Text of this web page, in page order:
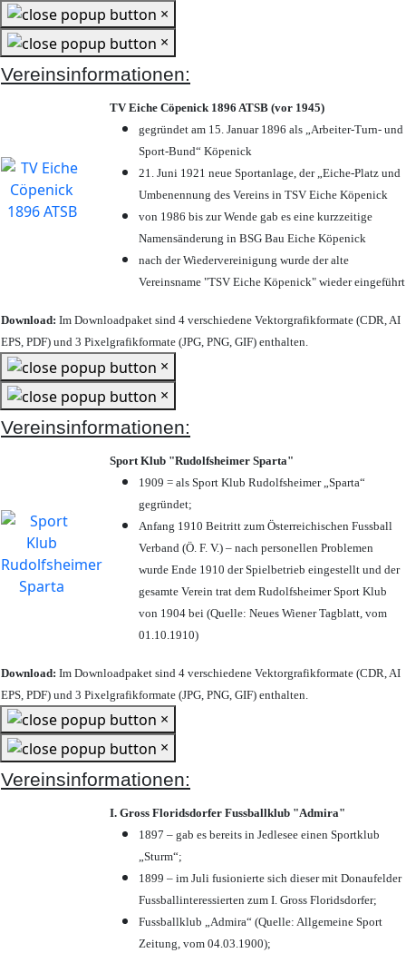
×
×
Vereinsinformationen:
TV Eiche Cöpenick 1896 ATSB (vor 1945)
gegründet am 15. Januar 1896 als „Arbeiter-Turn- und
Sport-Bund“ Köpenick
21. Juni 1921 neue Sportanlage, der „Eiche-Platz und
Umbenennung des Vereins in TSV Eiche Köpenick
von 1986 bis zur Wende gab es eine kurzzeitige
Namensänderung in BSG Bau Eiche Köpenick
nach der Wiedervereinigung wurde der alte
Vereinsname "TSV Eiche Köpenick" wieder eingeführt
Download: Im Downloadpaket sind 4 verschiedene Vektorgrafikformate (CDR, AI
EPS, PDF) und 3 Pixelgrafikformate (JPG, PNG, GIF) enthalten.
×
×
Vereinsinformationen:
Sport Klub "Rudolfsheimer Sparta"
1909 = als Sport Klub Rudolfsheimer „Sparta“
gegründet;
Anfang 1910 Beitritt zum Österreichischen Fussball
Verband (Ö. F. V.) – nach personellen Problemen
wurde Ende 1910 der Spielbetrieb eingestellt und der
gesamte Verein trat dem Rudolfsheimer Sport Klub
von 1904 bei (Quelle: Neues Wiener Tagblatt, vom
01.10.1910)
Download: Im Downloadpaket sind 4 verschiedene Vektorgrafikformate (CDR, AI
EPS, PDF) und 3 Pixelgrafikformate (JPG, PNG, GIF) enthalten.
×
×
Vereinsinformationen:
I. Gross Floridsdorfer Fussballklub "Admira"
1897 – gab es bereits in Jedlesee einen Sportklub
„Sturm“;
1899 – im Juli fusionierte sich dieser mit Donaufelder
Fussballinteressierten zum I. Gross Floridsdorfer;
Fussballklub „Admira“ (Quelle: Allgemeine Sport
Zeitung, vom 04.03.1900);